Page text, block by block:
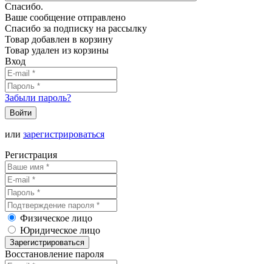
Спасибо.
Ваше сообщение отправлено
Спасибо за подписку на рассылку
Товар добавлен в корзину
Товар удален из корзины
Вход
Забыли пароль?
Войти
или зарегистрироваться
Регистрация
Физическое лицо
Юридическое лицо
Зарегистрироваться
Восстановление пароля